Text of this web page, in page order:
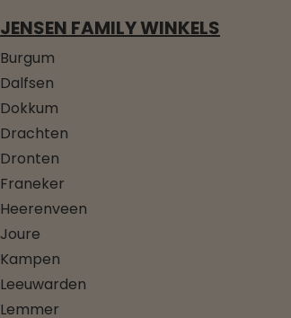
JENSEN FAMILY WINKELS
Burgum
Dalfsen
Dokkum
Drachten
Dronten
Franeker
Heerenveen
Joure
Kampen
Leeuwarden
Lemmer